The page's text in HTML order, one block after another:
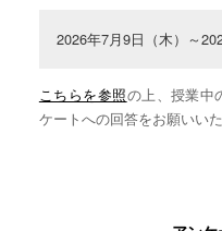
2026年7月9日（木）～
こちらを参照の上、授業中
ケートへの回答をお願いいた